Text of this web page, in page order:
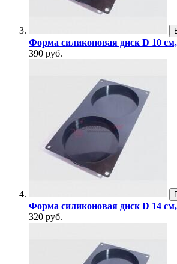
Форма силиконовая диск D 10
390 руб.
Форма силиконовая диск D 14
320 руб.